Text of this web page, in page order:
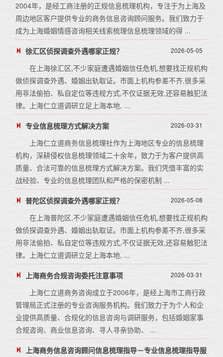
2004年，是经工商注册的正规信息梳理机构，专注于为上海及
周边地区客户提供专业的商务信息咨询顾问服务。我们致力于
成为上海婚姻情感咨询相关线索梳理信息梳理领域的得 ...
徐汇区侦探调查外遇哪家正规？ 2026-05-05
在上海徐汇区,不少家庭遭遇婚姻信任危机,想要找正规机构
做侦探调查外遇、婚姻出轨取证。市面上机构参差不齐,很多采
用非法偷拍、私自定位等违规方式,不仅证据无效,还容易触犯法
律。上海仁立道调研立足上海本地, ...
专业信息梳理方式解决方案 2026-03-31
上海仁立道商务信息梳理社作为上海地区专业的信息梳理
机构，深耕侵权信息梳理领域二十余年，致力于为客户提供高
质量、合法可靠的信息梳理方式解决方案。我们凭借丰富的实
战经验、专业的信息梳理团队和严格的保密机制 ...
普陀区侦探调查外遇哪家正规？ 2026-05-08
在上海普陀区,不少家庭遭遇婚姻信任危机,想要找正规机构
做侦探调查外遇、婚姻出轨取证。市面上机构参差不齐,很多采
用非法偷拍、私自定位等违规方式,不仅证据无效,还容易触犯法
律。上海仁立道调研立足上海本地, ...
上海商务合规咨询委托注意事项 2026-03-31
上海仁立道商务咨询成立于2006年，是经上海市工商行政
管理局正式注册的专业咨询服务机构。我们致力于为个人和企
业提供高质量、合规化的信息咨询与调研服务，包括婚姻家事
合规咨询、商业信息咨询、寻人寻亲协助、 ...
上海商务信息咨询顾问信息梳理指导－专业信息梳理指导服